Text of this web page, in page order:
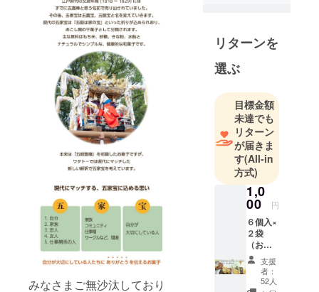
みなさまご無沙汰しており
塞で倒れた
のがきっか
けです。当
考えていた
そうです
が、病室
で、半身麻
痺、言語障
害になりな
がらも、病
床で動く方
の手を使っ
て、祖父は
私に五家宝
の作り方を
教えてくれ
リターンを
選ぶ
目標金額
未達でも
リターン
が届きま
す(All-in
方式)
1,0
00 円
６個入×
２袋
（おし
ぼり
×2 ス
トー
支援
者：
52人